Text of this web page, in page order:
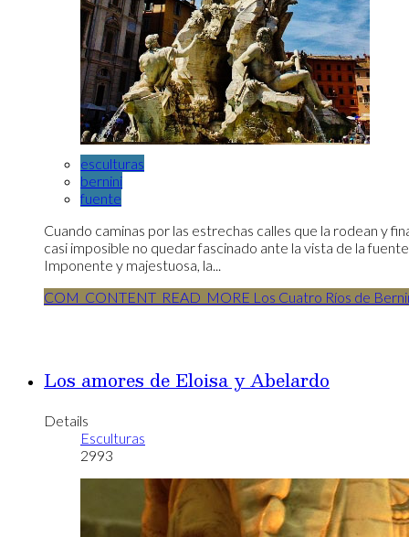
esculturas
bernini
fuente
Cuando caminas por las estrechas calles que la rodean y
casi imposible no quedar fascinado ante la vista de la
Imponente y majestuosa, la...
COM_CONTENT_READ_MORE Los Cuatro Ríos de
Los amores de Eloisa y Abelardo
Details
Esculturas
2993